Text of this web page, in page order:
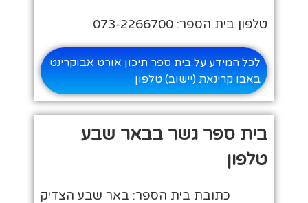
טלפון בית הספר: 073-2266700
לכל המידע על בית ספר תיכון אורט אבוקרינט
באבו קרינאת (יישוב) טלפון
בית ספר גשר בבאר שבע
טלפון
כתובת בית הספר: באר שבע הצדיק